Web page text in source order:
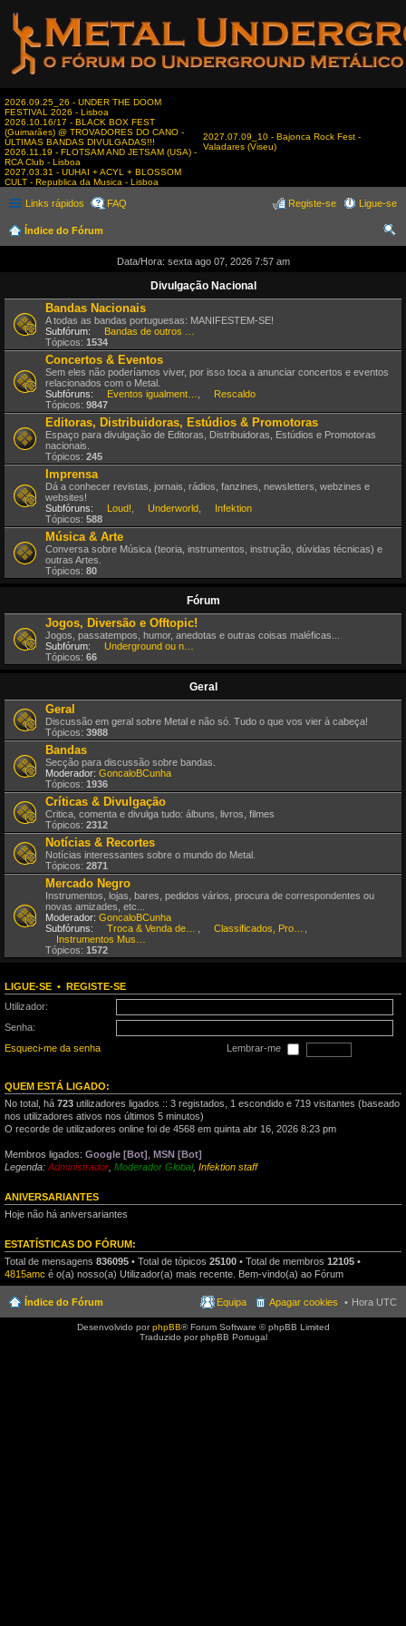
2026.09.25_26 - UNDER THE DOOM
FESTIVAL 2026 - Lisboa
2026.10.16/17 - BLACK BOX FEST
(Guimarães) @ TROVADORES DO CANO -
ÚLTIMAS BANDAS DIVULGADAS!!!
2026.11.19 - FLOTSAM AND JETSAM (USA) -
RCA Club - Lisboa
2027.03.31 - UUHAI + ACYL + BLOSSOM
CULT - Republica da Musica - Lisboa
2027.07.09_10 - Bajonca Rock Fest -
Valadares (Viseu)
Links rápidos FAQ Ligue-se
Registe-se
Índice do Fórum
Data/Hora: sexta ago 07, 2026 7:57 am
Divulgação Nacional
Bandas Nacionais
A todas as bandas portuguesas: MANIFESTEM-SE!
Subfórum:
Tópicos: 1534
Concertos & Eventos
Sem eles não poderíamos viver, por isso toca a anunciar concertos e eventos
relacionados com o Metal.
Subfóruns:
Rescaldo
Tópicos: 9847
Editoras, Distribuidoras, Estúdios & Promotoras
Espaço para divulgação de Editoras, Distribuidoras, Estúdios e Promotoras
nacionais.
Tópicos: 245
Imprensa
Dá a conhecer revistas, jornais, rádios, fanzines, newsletters, webzines e
websites!
Subfóruns:
Loud! Underworld
Infektion
Tópicos: 588
Música & Arte
Conversa sobre Música (teoria, instrumentos, instrução, dúvidas técnicas) e
outras Artes.
Tópicos: 80
Fórum
Jogos, Diversão e Offtopic!
Jogos, passatempos, humor, anedotas e outras coisas maléficas...
Subfórum:
Tópicos: 66
Geral
Geral
Discussão em geral sobre Metal e não só. Tudo o que vos vier à cabeça!
Tópicos: 3988
Bandas
Secção para discussão sobre bandas.
Moderador: GoncaloBCunha
Tópicos: 1936
Críticas & Divulgação
Critica, comenta e divulga tudo: álbuns, livros, filmes
Tópicos: 2312
Notícias & Recortes
Notícias interessantes sobre o mundo do Metal.
Tópicos: 2871
Mercado Negro
Instrumentos, lojas, bares, pedidos vários, procura de correspondentes ou
novas amizades, etc...
Moderador: GoncaloBCunha
Subfóruns:
Tópicos: 1572
LIGUE-SE • REGISTE-SE
Utilizador:
Senha:
Esqueci-me da senha
Lembrar-me
QUEM ESTÁ LIGADO:
No total, há 723 utilizadores ligados :: 3 registados, 1 escondido e 719 visitantes (baseado
nos utilizadores ativos nos últimos 5 minutos)
O recorde de utilizadores online foi de 4568 em quinta abr 16, 2026 8:23 pm
Membros ligados: Google [Bot] MSN [Bot]
Legenda: Administrador Moderador Global, Infektion staff
ANIVERSARIANTES
Hoje não há aniversariantes
ESTATÍSTICAS DO FÓRUM:
Total de mensagens 836095 • Total de tópicos 25100 • Total de membros 12105 •
4815amc é o(a) nosso(a) Utilizador(a) mais recente. Bem-vindo(a) ao Fórum
Índice do Fórum Hora UTC
Apagar cookies
Equipa
Desenvolvido porphpBB® Forum Software © phpBB Limited
Traduzido por phpBB Portugal